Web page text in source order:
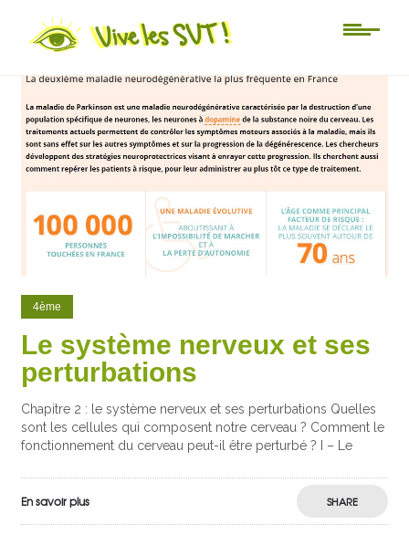
4ème
Le système nerveux et ses
perturbations
Chapitre 2 : le système nerveux et ses perturbations Quelles
sont les cellules qui composent notre cerveau ? Comment le
fonctionnement du cerveau peut-il être perturbé ? I – Le
En savoir plus SHARE